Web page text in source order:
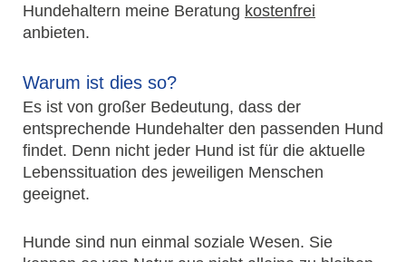
Hundehaltern meine Beratung kostenfrei
anbieten.
Warum ist dies so?
Es ist von großer Bedeutung, dass der
entsprechende Hundehalter den passenden Hund
findet. Denn nicht jeder Hund ist für die aktuelle
Lebenssituation des jeweiligen Menschen
geeignet.
Hunde sind nun einmal soziale Wesen. Sie